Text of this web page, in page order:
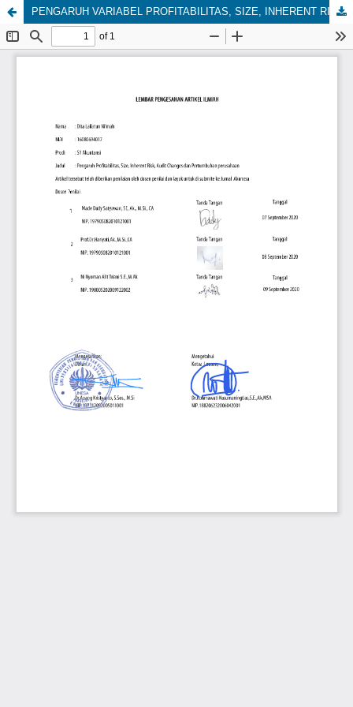
PENGARUH VARIABEL PROFITABILITAS, SIZE, INHERENT RISK, PERTUMBUHAN PERUSAHAAN DAN AUDIT CHANGES TERHADAP AUDIT REPORT LAG